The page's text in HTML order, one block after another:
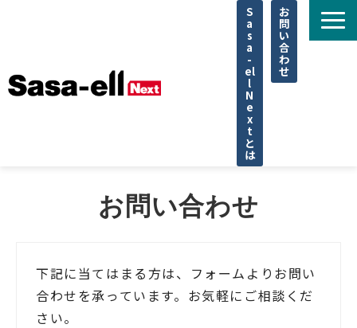
S
a
s
a
-
el
l
N
e
x
t
と
は
お
問
い
合
わ
せ
不動産
法律
企業取材
お問い合わせ
下記に当てはまる方は、フォームよりお問い
合わせを承っています。お気軽にご相談くだ
さい。